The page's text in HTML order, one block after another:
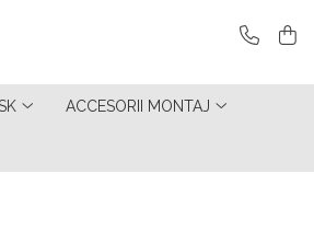
ACCESORII MONTAJ